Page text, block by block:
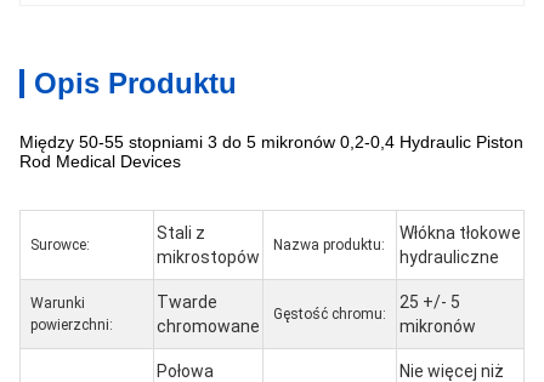
Opis Produktu
Między 50-55 stopniami 3 do 5 mikronów 0,2-0,4 Hydraulic Piston
Rod Medical Devices
Surowce:
Stali z
mikrostopów
Nazwa produktu:
Włókna tłokowe
hydrauliczne
Warunki
powierzchni:
Twarde
chromowane
Gęstość chromu:
25 +/- 5
mikronów
Połowa
Nie więcej niż